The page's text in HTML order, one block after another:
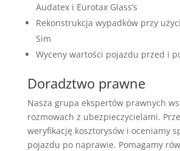
Audatex i Eurotax Glass’s
Rekonstrukcja wypadków przy
Sim
Wyceny wartości pojazdu przed i
Doradztwo prawne
Nasza grupa ekspertów prawnych
rozmowach z ubezpieczycielami.
weryfikację kosztorysów i oceniamy
pojazdu po naprawie. Pomagamy